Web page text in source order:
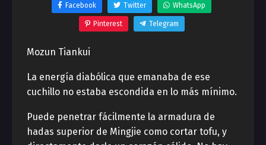
Facebook Twitter WhatsApp
Pinterest Telegram
Mozun Tiankui
La energía diabólica que emanaba de ese
cuchillo no estaba escondida en lo más mínimo.
Puede penetrar fácilmente la armadura de
hadas superior de Mingjie como cortar tofu, y